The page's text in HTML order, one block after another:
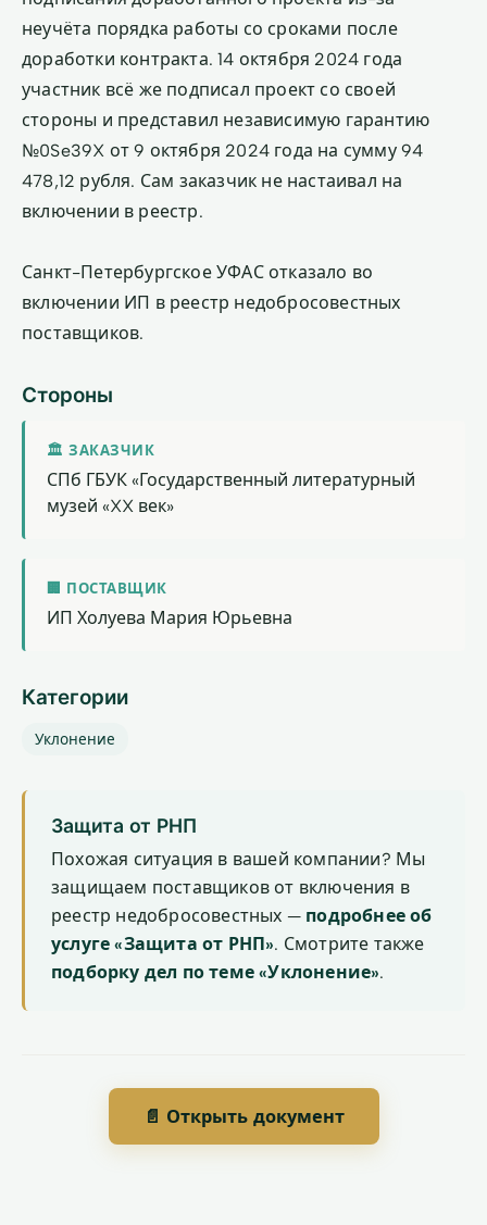
неучёта порядка работы со сроками после
доработки контракта. 14 октября 2024 года
участник всё же подписал проект со своей
стороны и представил независимую гарантию
№0Se39X от 9 октября 2024 года на сумму 94
478,12 рубля. Сам заказчик не настаивал на
включении в реестр.
Санкт-Петербургское УФАС отказало во
включении ИП в реестр недобросовестных
поставщиков.
Стороны
🏛 ЗАКАЗЧИК
СПб ГБУК «Государственный литературный
музей «XX век»
🏢 ПОСТАВЩИК
ИП Холуева Мария Юрьевна
Категории
Уклонение
Защита от РНП
Похожая ситуация в вашей компании? Мы
защищаем поставщиков от включения в
реестр недобросовестных — подробнее об
услуге «Защита от РНП». Смотрите также
подборку дел по теме «Уклонение».
📄 Открыть документ